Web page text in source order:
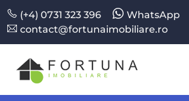
(+4) 0731 323 396
WhatsApp
contact@fortunaimobiliare.ro